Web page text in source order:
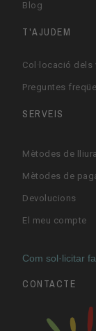
Blog
T'AJUDEM
Col·locació dels
Preguntes
SERVEIS
Mètodes de
Mètodes de
Devolucions
El meu compte
Com sol·licitar
CONTACTE